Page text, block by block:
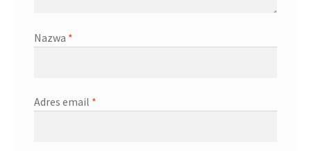
Nazwa *
Adres email *